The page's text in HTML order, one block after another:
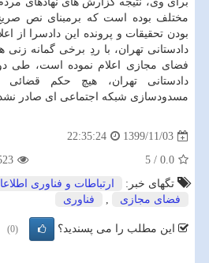
مختلف بوده است که برمبنای نص
بودن تحقیقات و پرونده این دادسرا از
دادستانی تهران، با ردِ برخی گمانه زنی
فضای مجازی اعلام نموده است، طی
دادستانی تهران، هیچ حکم
مسدودسازی شبکه اجتماعی ای صادر
1399/11/03
22:35:24
0.0
/
5
تگهای خبر:
ارتباطات و فناوری
فضای مجازی
, فناوری
این مطلب را می پسندید؟ (0)